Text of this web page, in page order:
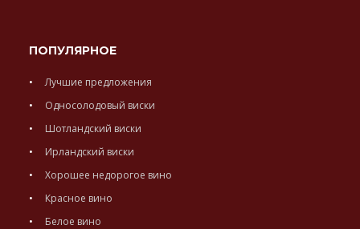
ПОПУЛЯРНОЕ
Лучшие предложения
Односолодовый виски
Шотландский виски
Ирландский виски
Хорошее недорогое вино
Красное вино
Белое вино